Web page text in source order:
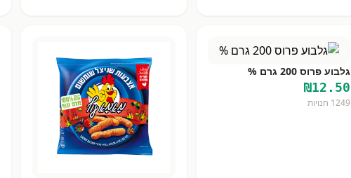
גלבוע פרוס 200 גרם %
₪12.50
1249 חנויות